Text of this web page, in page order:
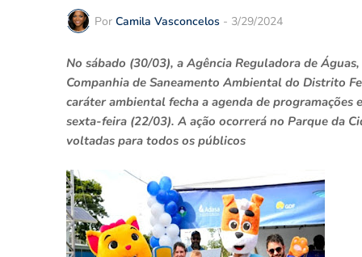
Por Camila Vasconcelos - 3/29/2024
No sábado (30/03), a Agência Reguladora de
Companhia de Saneamento Ambiental do Distrito
caráter ambiental fecha a agenda de
sexta-feira (22/03). A ação ocorrerá no Parque da
voltadas para todos os públicos